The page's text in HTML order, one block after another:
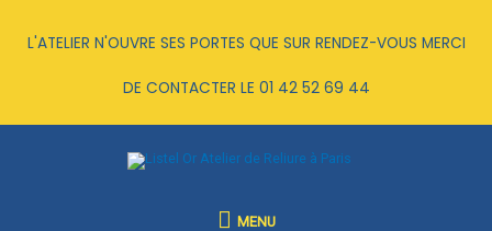
L'ATELIER N'OUVRE SES PORTES QUE SUR RENDEZ-VOUS MERCI
DE CONTACTER LE 01 42 52 69 44
MENU
MENU